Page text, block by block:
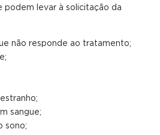
podem levar à solicitação da
não responde ao tratamento;
sangue;
sono;